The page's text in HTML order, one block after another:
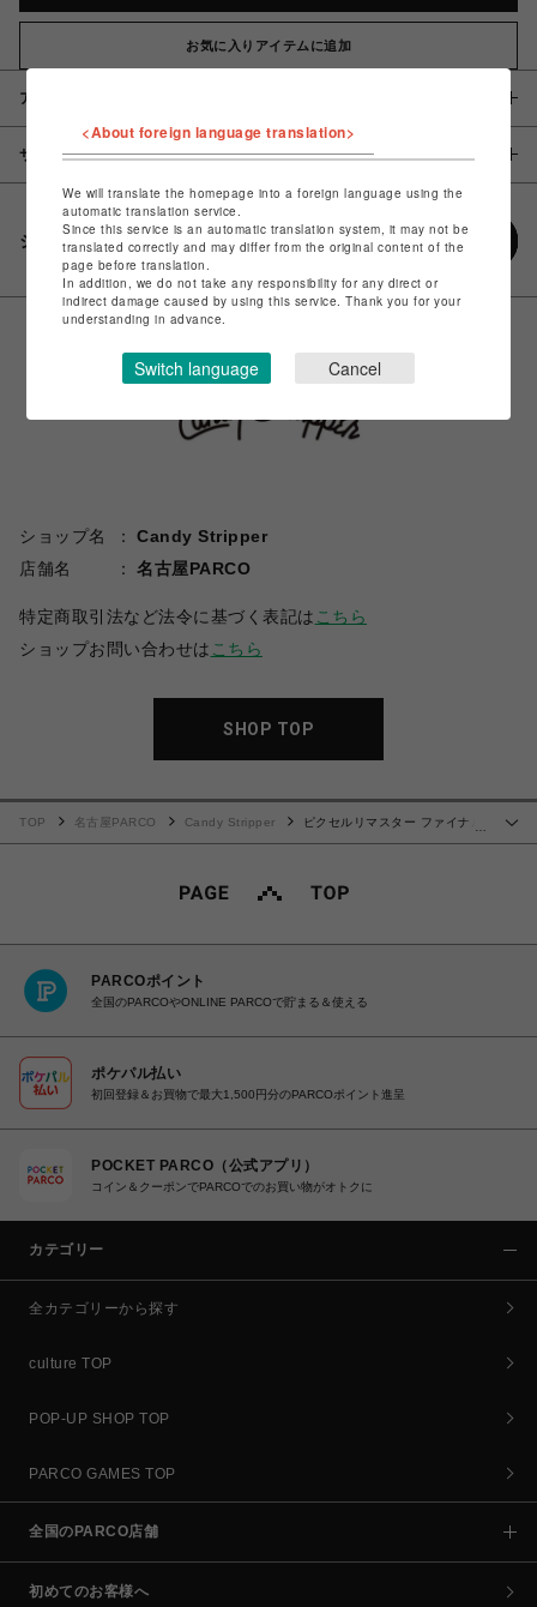
お気に入りアイテムに追加
アイテム説明 / 素材
サイズ
シェアする
ショップ名
Candy Stripper
店舗名
名古屋PARCO
特定商取引法など法令に基づく表記は こちら
ショップお問い合わせは こちら
SHOP TOP
…
TOP 名古屋PARCO Candy Stripper
ピクセルリマスター ファイナル
PARCOポイント
全国のPARCOやONLINE PARCOで貯まる＆使える
ポケパル払い
初回登録＆お買物で最大1,500円分のPARCOポイント進呈
POCKET PARCO（公式アプリ）
コイン＆クーポンでPARCOでのお買い物がオトクに
カテゴリー
全カテゴリーから探す
culture TOP
POP-UP SHOP TOP
PARCO GAMES TOP
全国のPARCO店舗
初めてのお客様へ
<About foreign language translation>
We will translate the homepage into a foreign language using the
automatic translation service.
Since this service is an automatic translation system, it may not be
translated correctly and may differ from the original content of the
page before translation.
In addition, we do not take any responsibility for any direct or
indirect damage caused by using this service. Thank you for your
understanding in advance.
Switch language Cancel